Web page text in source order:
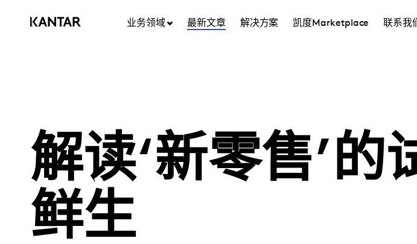
业务领域 最新文章 解决方案 凯度Marketplace 联系我们
解读‘新零售’的
鲜生